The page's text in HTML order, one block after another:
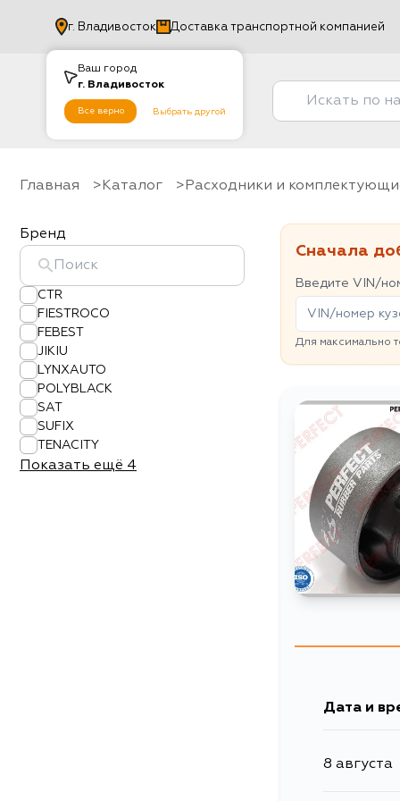
Ваш город
г. Владивосток
Все верно Выбрать другой
г. Владивосток Доставка транспортной компанией
Главная Каталог Расходники и
Бренд
CTR
FIESTROCO
FEBEST
JIKIU
LYNXAUTO
POLYBLACK
SAT
SUFIX
TENACITY
Показать ещё 4
Сначала
Введите VIN/
Для максимально
Дата и
8 августа